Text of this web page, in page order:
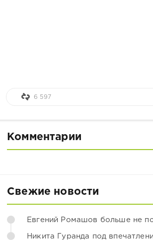
6 597
Комментарии
Свежие новости
Евгений Ромашов больше не
Никита Гуранда под